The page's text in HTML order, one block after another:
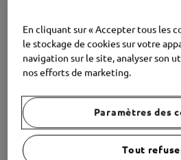
Cocottes
En cliquant sur « Accepter tous les
le stockage de cookies sur votre
navigation sur le site, analyser son
nos efforts de marketing.
Paramètres des
Tout